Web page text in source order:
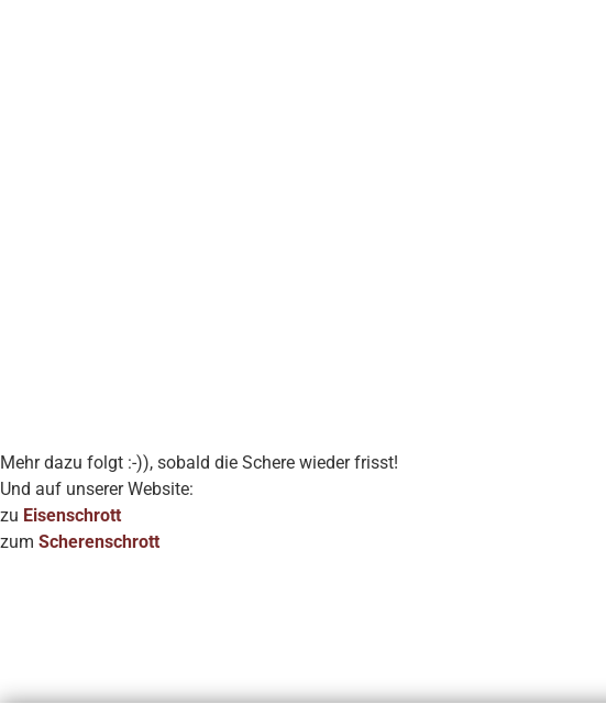
Mehr dazu folgt :-)), sobald die Schere wieder frisst!
Und auf unserer Website:
zu Eisenschrott
zum Scherenschrott